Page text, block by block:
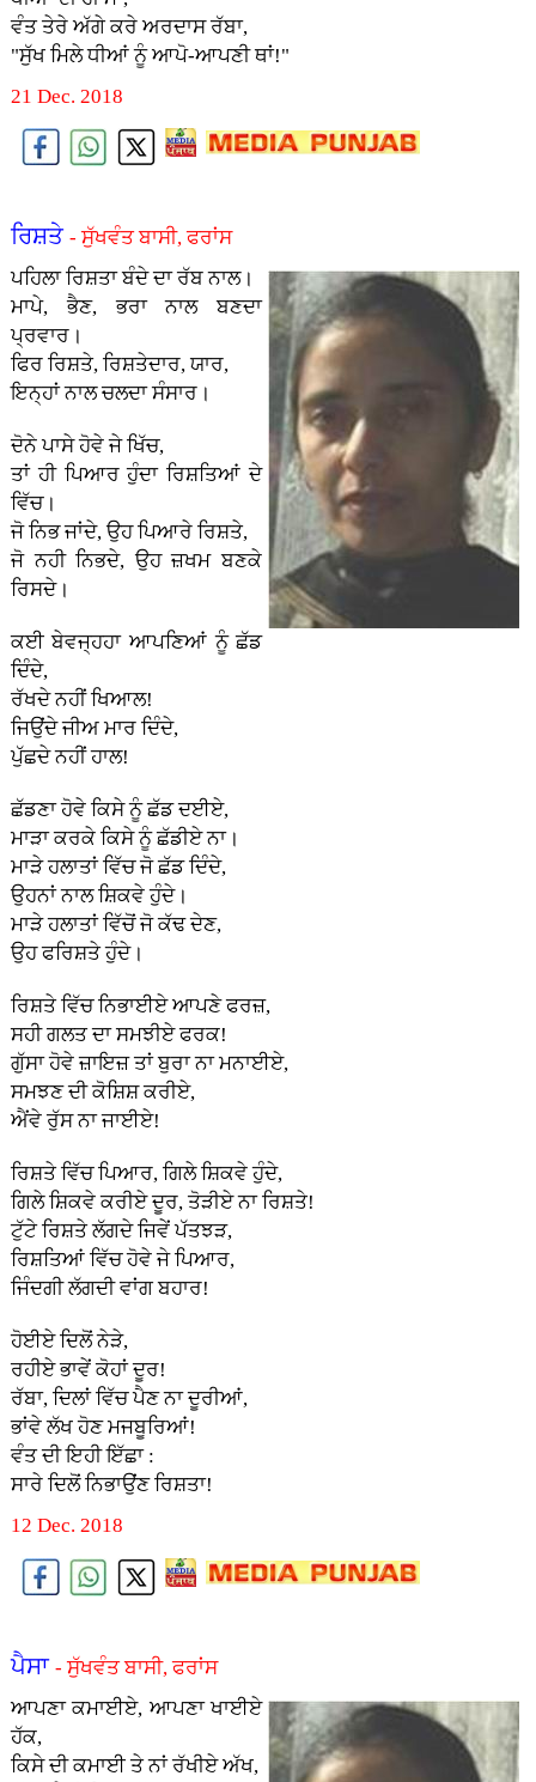
ਵੰਤ ਤੇਰੇ ਅੱਗੇ ਕਰੇ ਅਰਦਾਸ ਰੱਬਾ,
"ਸੁੱਖ ਮਿਲੇ ਧੀਆਂ ਨੂੰ ਆਪੋ-ਆਪਣੀ ਥਾਂ!"
21 Dec. 2018
ਰਿਸ਼ਤੇ - ਸੁੱਖਵੰਤ ਬਾਸੀ, ਫਰਾਂਸ
ਪਹਿਲਾ ਰਿਸ਼ਤਾ ਬੰਦੇ ਦਾ ਰੱਬ ਨਾਲ।
ਮਾਪੇ, ਭੈਣ, ਭਰਾ ਨਾਲ ਬਣਦਾ
ਪ੍ਰਵਾਰ।
ਫਿਰ ਰਿਸ਼ਤੇ, ਰਿਸ਼ਤੇਦਾਰ, ਯਾਰ,
ਇਨ੍ਹਾਂ ਨਾਲ ਚਲਦਾ ਸੰਸਾਰ।
ਦੋਨੇ ਪਾਸੇ ਹੋਵੇ ਜੇ ਖਿੱਚ,
ਤਾਂ ਹੀ ਪਿਆਰ ਹੁੰਦਾ ਰਿਸ਼ਤਿਆਂ ਦੇ
ਵਿੱਚ।
ਜੋ ਨਿਭ ਜਾਂਦੇ, ਉਹ ਪਿਆਰੇ ਰਿਸ਼ਤੇ,
ਜੋ ਨਹੀ ਨਿਭਦੇ, ਉਹ ਜ਼ਖਮ ਬਣਕੇ
ਰਿਸਦੇ।
ਕਈ ਬੇਵਜ੍ਹਹਾ ਆਪਣਿਆਂ ਨੂੰ ਛੱਡ
ਦਿੰਦੇ,
ਰੱਖਦੇ ਨਹੀਂ ਖਿਆਲ!
ਜਿਉਂਦੇ ਜੀਅ ਮਾਰ ਦਿੰਦੇ,
ਪੁੱਛਦੇ ਨਹੀਂ ਹਾਲ!
ਛੱਡਣਾ ਹੋਵੇ ਕਿਸੇ ਨੂੰ ਛੱਡ ਦਈਏ,
ਮਾੜਾ ਕਰਕੇ ਕਿਸੇ ਨੂੰ ਛੱਡੀਏ ਨਾ।
ਮਾੜੇ ਹਲਾਤਾਂ ਵਿੱਚ ਜੋ ਛੱਡ ਦਿੰਦੇ,
ਉਹਨਾਂ ਨਾਲ ਸ਼ਿਕਵੇ ਹੁੰਦੇ।
ਮਾੜੇ ਹਲਾਤਾਂ ਵਿੱਚੋਂ ਜੋ ਕੱਢ ਦੇਣ,
ਉਹ ਫਰਿਸ਼ਤੇ ਹੁੰਦੇ।
ਰਿਸ਼ਤੇ ਵਿੱਚ ਨਿਭਾਈਏ ਆਪਣੇ ਫਰਜ਼,
ਸਹੀ ਗਲਤ ਦਾ ਸਮਝੀਏ ਫਰਕ!
ਗੁੱਸਾ ਹੋਵੇ ਜ਼ਾਇਜ਼ ਤਾਂ ਬੁਰਾ ਨਾ ਮਨਾਈਏ,
ਸਮਝਣ ਦੀ ਕੋਸ਼ਿਸ਼ ਕਰੀਏ,
ਐਂਵੇ ਰੁੱਸ ਨਾ ਜਾਈਏ!
ਰਿਸ਼ਤੇ ਵਿੱਚ ਪਿਆਰ, ਗਿਲੇ ਸ਼ਿਕਵੇ ਹੁੰਦੇ,
ਗਿਲੇ ਸ਼ਿਕਵੇ ਕਰੀਏ ਦੂਰ, ਤੋੜੀਏ ਨਾ ਰਿਸ਼ਤੇ!
ਟੁੱਟੇ ਰਿਸ਼ਤੇ ਲੱਗਦੇ ਜਿਵੇਂ ਪੱਤਝੜ,
ਰਿਸ਼ਤਿਆਂ ਵਿੱਚ ਹੋਵੇ ਜੇ ਪਿਆਰ,
ਜਿੰਦਗੀ ਲੱਗਦੀ ਵਾਂਗ ਬਹਾਰ!
ਹੋਈਏ ਦਿਲੋਂ ਨੇੜੇ,
ਰਹੀਏ ਭਾਵੇਂ ਕੋਹਾਂ ਦੂਰ!
ਰੱਬਾ, ਦਿਲਾਂ ਵਿੱਚ ਪੈਣ ਨਾ ਦੂਰੀਆਂ,
ਭਾਂਵੇ ਲੱਖ ਹੋਣ ਮਜਬੂਰਿਆਂ!
ਵੰਤ ਦੀ ਇਹੀ ਇੱਛਾ :
ਸਾਰੇ ਦਿਲੋਂ ਨਿਭਾਉਂਣ ਰਿਸ਼ਤਾ!
12 Dec. 2018
ਪੈਸਾ - ਸੁੱਖਵੰਤ ਬਾਸੀ, ਫਰਾਂਸ
ਆਪਣਾ ਕਮਾਈਏ, ਆਪਣਾ ਖਾਈਏ
ਹੱਕ,
ਕਿਸੇ ਦੀ ਕਮਾਈ ਤੇ ਨਾਂ ਰੱਖੀਏ ਅੱਖ,